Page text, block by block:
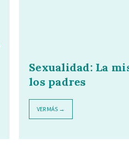
Sexualidad: La
los padres
VER MÁS →